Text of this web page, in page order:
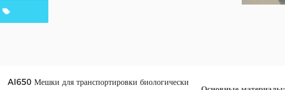
AI650 Мешки для транспортировки биологически